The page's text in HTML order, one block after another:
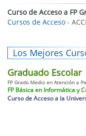
Curso de Acceso a FP
Cursos de Acceso -
Los Mejores
Graduado Escolar
FP Grado Medio en Atención a
FP Básica en Informática y
Curso de Acceso a la